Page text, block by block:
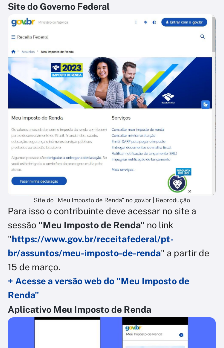
Site do Governo Federal
Site do "Meu Imposto de Renda" no gov.br | Reprodução
Para isso o contribuinte deve acessar no site a
sessão "Meu Imposto de Renda" no link
"https://www.gov.br/receitafederal/pt-
br/assuntos/meu-imposto-de-renda" a partir de
15 de março.
+ Acesse a versão web do "Meu Imposto de
Renda"
Aplicativo Meu Imposto de Renda